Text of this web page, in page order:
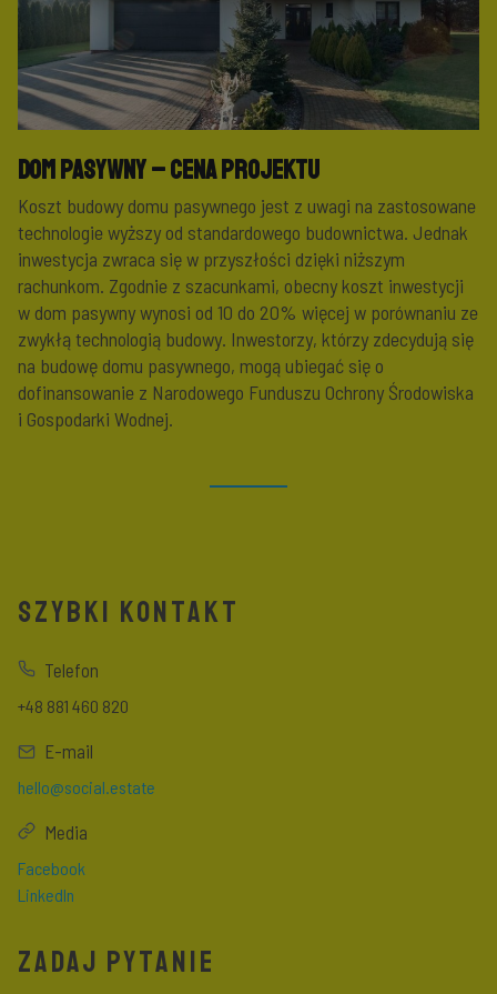
Dom pasywny – cena projektu
Koszt budowy domu pasywnego jest z uwagi na zastosowane
technologie wyższy od standardowego budownictwa. Jednak
inwestycja zwraca się w przyszłości dzięki niższym
rachunkom. Zgodnie z szacunkami, obecny koszt inwestycji
w dom pasywny wynosi od 10 do 20% więcej w porównaniu ze
zwykłą technologią budowy. Inwestorzy, którzy zdecydują się
na budowę domu pasywnego, mogą ubiegać się o
dofinansowanie z Narodowego Funduszu Ochrony Środowiska
i Gospodarki Wodnej.
ZADAJ PYTANIE
SZYBKI KONTAKT
Telefon
+48 881 460 820
E-mail
hello@social.estate
Media
Facebook
LinkedIn